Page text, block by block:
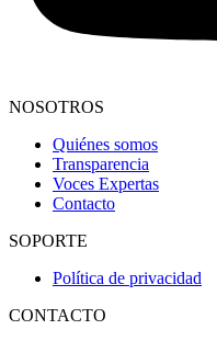
NOSOTROS
Quiénes somos
Transparencia
Voces Expertas
Contacto
SOPORTE
Política de privacidad
CONTACTO